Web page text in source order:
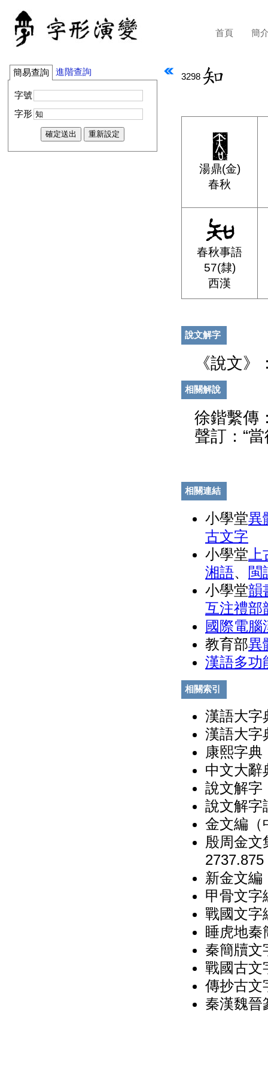
首頁 簡
簡易查詢 進階查詢
字號
字形
3298
湯鼎(金)
春秋
春秋事語
57(隸)
西漢
說文解字
《說文
相關解說
徐鍇繫傳
聲訂：“
相關連結
小學堂異
古文字
小學堂
湘語、 閩
小學堂韻
互注禮部
國際電腦
教育部異
漢語多功
相關索引
漢語大字
漢語大字
康熙字典
中文大辭
說文解字
說文解字
金文編（
殷周金文
2737.875
新金文編
甲骨文字
戰國文字
睡虎地秦
秦簡牘文
戰國古文
傳抄古文
秦漢魏晉